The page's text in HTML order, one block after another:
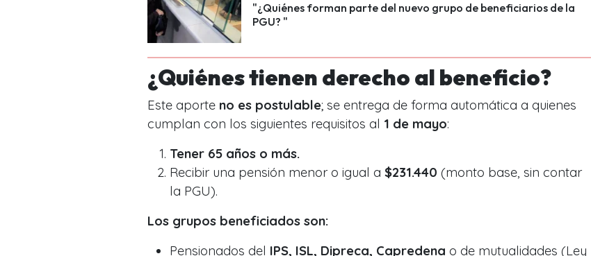
"¿Quiénes forman parte del nuevo grupo de beneficiarios de la
PGU? "
¿Quiénes tienen derecho al beneficio?
Este aporte no es postulable; se entrega de forma automática a quienes
cumplan con los siguientes requisitos al 1 de mayo:
Tener 65 años o más.
Recibir una pensión menor o igual a $231.440 (monto base, sin contar
la PGU).
Los grupos beneficiados son:
Pensionados del IPS, ISL, Dipreca, Capredena o de mutualidades (Ley